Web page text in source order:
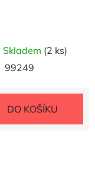
Skladem (2 ks)
99249
DO KOŠÍKU